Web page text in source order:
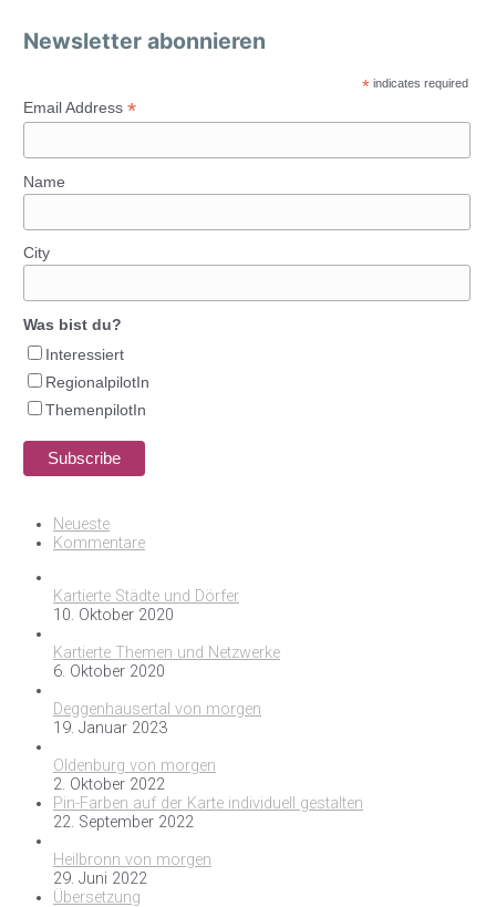
Newsletter abonnieren
* indicates required
Email Address *
Name
City
Was bist du?
Interessiert
RegionalpilotIn
ThemenpilotIn
Neueste
Kommentare
Kartierte Städte und Dörfer
10. Oktober 2020
Kartierte Themen und Netzwerke
6. Oktober 2020
Deggenhausertal von morgen
19. Januar 2023
Oldenburg von morgen
2. Oktober 2022
Pin-Farben auf der Karte individuell gestalten
22. September 2022
Heilbronn von morgen
29. Juni 2022
Übersetzung